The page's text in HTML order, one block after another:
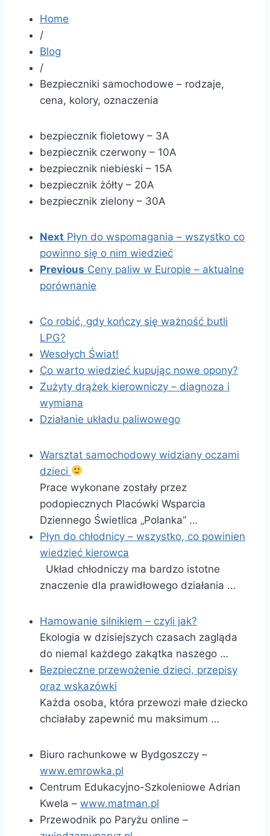
Home
/
Blog
/
Bezpieczniki samochodowe – rodzaje,
cena, kolory, oznaczenia
bezpiecznik fioletowy – 3A
bezpiecznik czerwony – 10A
bezpiecznik niebieski – 15A
bezpiecznik żółty – 20A
bezpiecznik zielony – 30A
Next Płyn do wspomagania – wszystko co
powinno się o nim wiedzieć
Previous Ceny paliw w Europie – aktualne
porównanie
Co robić, gdy kończy się ważność butli
LPG?
Wesołych Świat!
Co warto wiedzieć kupując nowe opony?
Zużyty drążek kierowniczy – diagnoza i
wymiana
Działanie układu paliwowego
Warsztat samochodowy widziany oczami
dzieci
Prace wykonane zostały przez
podopiecznych Placówki Wsparcia
Dziennego Świetlica „Polanka” …
Płyn do chłodnicy – wszystko, co powinien
wiedzieć kierowca
Układ chłodniczy ma bardzo istotne
znaczenie dla prawidłowego działania …
Hamowanie silnikiem – czyli jak?
Ekologia w dzisiejszych czasach zagląda
do niemal każdego zakątka naszego …
Bezpieczne przewożenie dzieci, przepisy
oraz wskazówki
Każda osoba, która przewozi małe dziecko
chciałaby zapewnić mu maksimum …
Biuro rachunkowe w Bydgoszczy –
www.emrowka.pl
Centrum Edukacyjno-Szkoleniowe Adrian
Kwela – www.matman.pl
Przewodnik po Paryżu online –